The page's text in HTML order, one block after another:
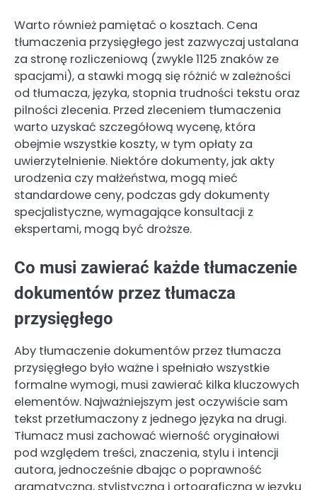
Warto również pamiętać o kosztach. Cena
tłumaczenia przysięgłego jest zazwyczaj ustalana
za stronę rozliczeniową (zwykle 1125 znaków ze
spacjami), a stawki mogą się różnić w zależności
od tłumacza, języka, stopnia trudności tekstu oraz
pilności zlecenia. Przed zleceniem tłumaczenia
warto uzyskać szczegółową wycenę, która
obejmie wszystkie koszty, w tym opłaty za
uwierzytelnienie. Niektóre dokumenty, jak akty
urodzenia czy małżeństwa, mogą mieć
standardowe ceny, podczas gdy dokumenty
specjalistyczne, wymagające konsultacji z
ekspertami, mogą być droższe.
Co musi zawierać każde tłumaczenie
dokumentów przez tłumacza
przysięgłego
Aby tłumaczenie dokumentów przez tłumacza
przysięgłego było ważne i spełniało wszystkie
formalne wymogi, musi zawierać kilka kluczowych
elementów. Najważniejszym jest oczywiście sam
tekst przetłumaczony z jednego języka na drugi.
Tłumacz musi zachować wierność oryginałowi
pod względem treści, znaczenia, stylu i intencji
autora, jednocześnie dbając o poprawność